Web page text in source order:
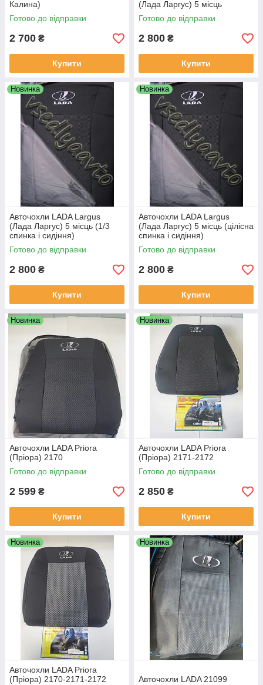
Калина)
Готово до відправки
2 700 ₴
Купити
(Лада Ларгус) 5 місць
Готово до відправки
2 800 ₴
Купити
Новинка
Авточохли LADA Largus
(Лада Ларгус) 5 місць (1/3
спинка і сидіння)
Готово до відправки
2 800 ₴
Купити
Новинка
Авточохли LADA Largus
(Лада Ларгус) 5 місць (цілісна
спинка і сидіння)
Готово до відправки
2 800 ₴
Купити
Новинка
Авточохли LADA Priora
(Пріора) 2170
Готово до відправки
2 599 ₴
Купити
Новинка
Авточохли LADA Priora
(Пріора) 2171-2172
Готово до відправки
2 850 ₴
Купити
Новинка
Авточохли LADA Priora
(Пріора) 2170-2171-2172
Новинка
Авточохли LADA 21099